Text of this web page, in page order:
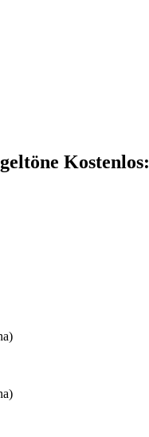
Kostenlos: